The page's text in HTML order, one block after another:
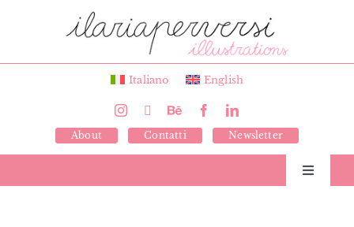
Italiano English
About Contatti Newsletter
Toggle